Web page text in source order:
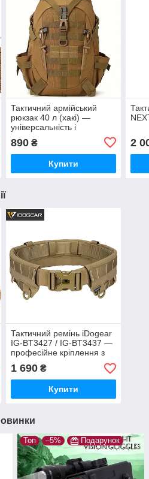
Тактичний армійський
рюкзак 40 л (хакі) —
універсальність і
890₴
Купити
2
Тактичний ремінь iDogear
IG-BT3427 / IG-BT3437 —
професійне кріплення з
1000D нейлоном
1 690₴
Купити
Топ –5% Подарунок